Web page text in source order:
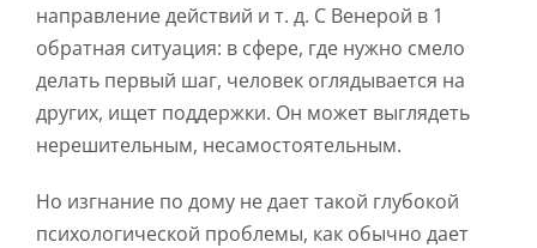
направление действий и т. д. С Венерой в 1
обратная ситуация: в сфере, где нужно смело
делать первый шаг, человек оглядывается на
других, ищет поддержки. Он может выглядеть
нерешительным, несамостоятельным.
Но изгнание по дому не дает такой глубокой
психологической проблемы, как обычно дает